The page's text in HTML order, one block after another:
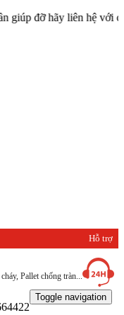
liên hệ với chúng tôi
Pallet chống tràn...
Hỗ trợ
khách
hàng
Toggle navigation